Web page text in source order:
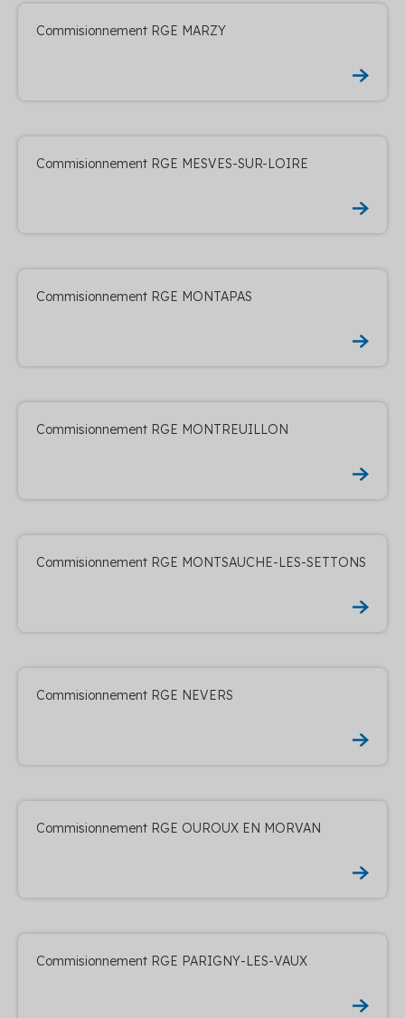
Commisionnement RGE MARZY
Commisionnement RGE MESVES-SUR-LOIRE
Commisionnement RGE MONTAPAS
Commisionnement RGE MONTREUILLON
Commisionnement RGE MONTSAUCHE-LES-SETTONS
Commisionnement RGE NEVERS
Commisionnement RGE OUROUX EN MORVAN
Commisionnement RGE PARIGNY-LES-VAUX